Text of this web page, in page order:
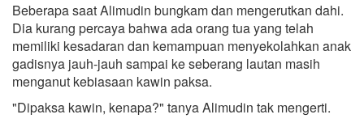
Beberapa saat Alimudin bungkam dan mengerutkan dahi.
Dia kurang percaya bahwa ada orang tua yang telah
memiliki kesadaran dan kemampuan menyekolahkan anak
gadisnya jauh-jauh sampai ke seberang lautan masih
menganut kebiasaan kawin paksa.
"Dipaksa kawin, kenapa?" tanya Alimudin tak mengerti.